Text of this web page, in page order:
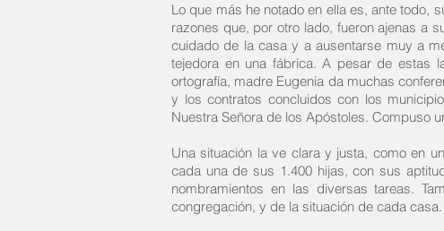
Lo que más he notado en ella es, ante todo,
razones que, por otro lado, fueron ajenas a
cuidado de la casa y a ausentarse muy a
tejedora en una fábrica. A pesar de estas
ortografía, madre Eugenia da muchas
y los contratos concluidos con los
Nuestra Señora de los Apóstoles. Compuso
Una situación la ve clara y justa, como en
cada una de sus 1.400 hijas, con sus
nombramientos en las diversas tareas.
congregación, y de la situación de cada